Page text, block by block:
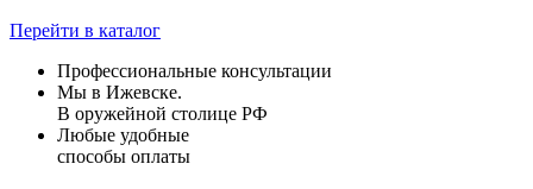
Перейти в каталог
Профессиональные консультации
Мы в Ижевске.
В оружейной столице РФ
Любые удобные
способы оплаты